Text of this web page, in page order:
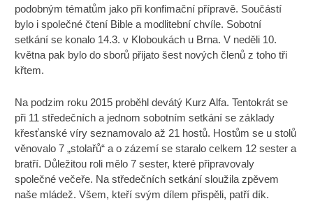
podobným tématům jako při konfimační přípravě. Součástí
bylo i společné čtení Bible a modlitební chvíle. Sobotní
setkání se konalo 14.3. v Kloboukách u Brna. V neděli 10.
května pak bylo do sborů přijato šest nových členů z toho tři
křtem.
Na podzim roku 2015 proběhl devátý Kurz Alfa. Tentokrát se
při 11 středečních a jednom sobotním setkání se základy
křesťanské víry seznamovalo až 21 hostů. Hostům se u stolů
věnovalo 7 „stolařů“ a o zázemí se staralo celkem 12 sester a
bratří. Důležitou roli mělo 7 sester, které připravovaly
společné večeře. Na středečních setkání sloužila zpěvem
naše mládež. Všem, kteří svým dílem přispěli, patří dík.